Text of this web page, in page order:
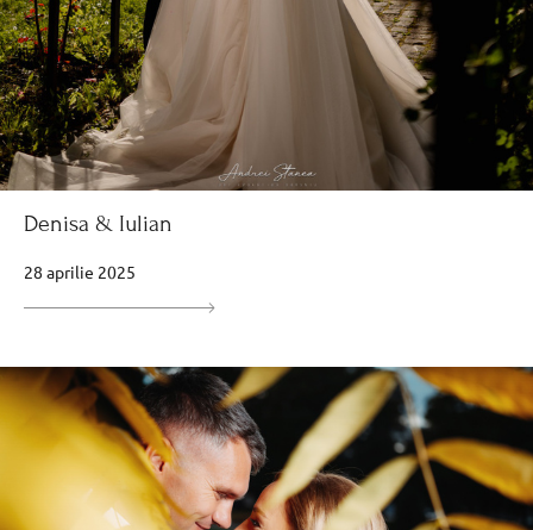
Denisa & Iulian
28 aprilie 2025